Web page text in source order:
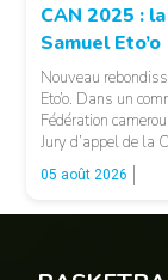
CAN 2025 :
Samuel Eto’o
Nouveau
Eto’o. Dans un
Fédération
Jury d’appel de la
président de la
incidents survenus
05 août 2026